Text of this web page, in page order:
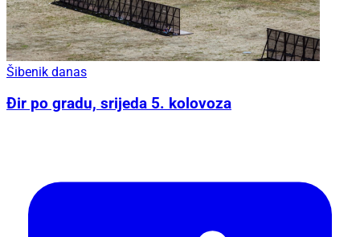
Šibenik danas
Đir po gradu, srijeda 5. kolovoza